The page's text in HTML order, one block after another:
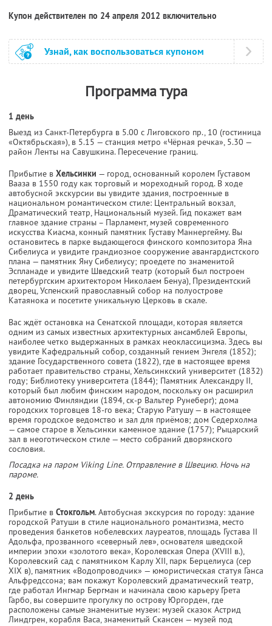
Купон действителен по 24 апреля 2012 включительно
Узнай, как воспользоваться купоном
Программа тура
1 день
Выезд из Санкт-Петербурга в 5.00 с Лиговского пр., 10 (гостиница
«Октябрьская»), в 5.15 — станция метро «Чёрная речка», 5.30 —
район Ленты на Савушкина. Пересечение границ.
Прибытие в Хельсинки — город, основанный королем Густавом
Вааза в 1550 году как торговый и мореходный город. В ходе
автобусной экскурсии вы увидите здания, построенные в
национальном романтическом стиле: Центральный вокзал,
Драматический театр, Национальный музей. Гид покажет вам
главное здание страны – Парламент, музей современного
искусства Киасма, конный памятник Густаву Маннергейму. Вы
остановитесь в парке выдающегося финского композитора Яна
Сибелиуса и увидите грандиозное сооружение авангардистского
плана — памятник Яну Сибелиусу; проедете по знаменитой
Эспланаде и увидите Шведский театр (который был построен
петербургским архитектором Николаем Бенуа), Президентский
дворец, Успенский православный собор на полуострове
Катаянока и посетите уникальную Церковь в скале.
Вас ждёт остановка на Сенатской площади, которая является
одним из самых известных архитектурных ансамблей Европы,
наиболее четко выдержанных в рамках неоклассицизма. Здесь вы
увидите Кафедральный собор, созданный гением Энгеля (1852);
здание Государственного совета (1822), где в настоящее время
работает правительство страны, Хельсинкский университет (1832)
году; Библиотеку университета (1844); Памятник Александру II,
который был любим финским народом, поскольку он расширил
автономию Финляндии (1894, ск-р Вальтер Рунеберг); дома
городских торговцев 18-го века; Старую Ратушу — в настоящее
время городское ведомство и зал для приёмов; дом Седерхолма
— самое старое в Хельсинки каменное здание (1757); Рыцарский
зал в неоготическом стиле — место собраний дворянского
сословия.
Посадка на паром Viking Line. Отправление в Швецию. Ночь на
пароме.
2 день
Прибытие в Стокгольм. Автобусная экскурсия по городу: здание
городской Ратуши в стиле национального романтизма, место
проведения банкетов нобелевских лауреатов, площадь Густава II
Адольфа, прозванного «северный лев», основателя шведской
империи эпохи «золотого века», Королевская Опера (XVIII в.),
Королевский сад с памятником Карлу XII, парк Берцелиуса (сер
XIX в), памятник «Водопроводчик» — юмористическая статуя Ганса
Альфредссона; вам покажут Королевский драматический театр,
где работал Ингмар Бергман и начинала свою карьеру Грета
Гарбо, вы совершите прогулку по острову Юргорден, где
расположены самые знаменитые музеи: музей сказок Астрид
Линдгрен, корабля Васа, знаменитый Скансен — музей под